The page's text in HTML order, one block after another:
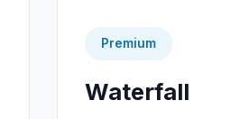
Premium
Waterfall